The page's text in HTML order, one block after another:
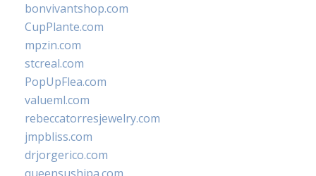
bonvivantshop.com
CupPlante.com
mpzin.com
stcreal.com
PopUpFlea.com
valueml.com
rebeccatorresjewelry.com
jmpbliss.com
drjorgerico.com